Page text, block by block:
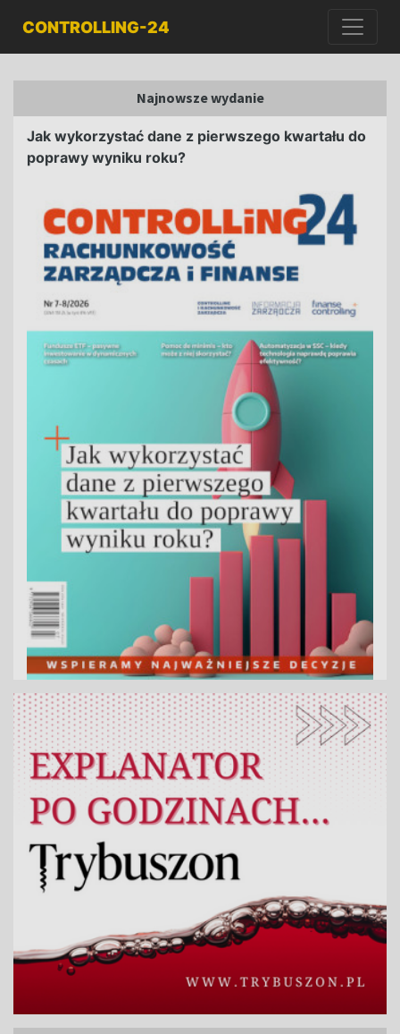
CONTROLLING-24
Najnowsze wydanie
Jak wykorzystać dane z pierwszego kwartału do
poprawy wyniku roku?